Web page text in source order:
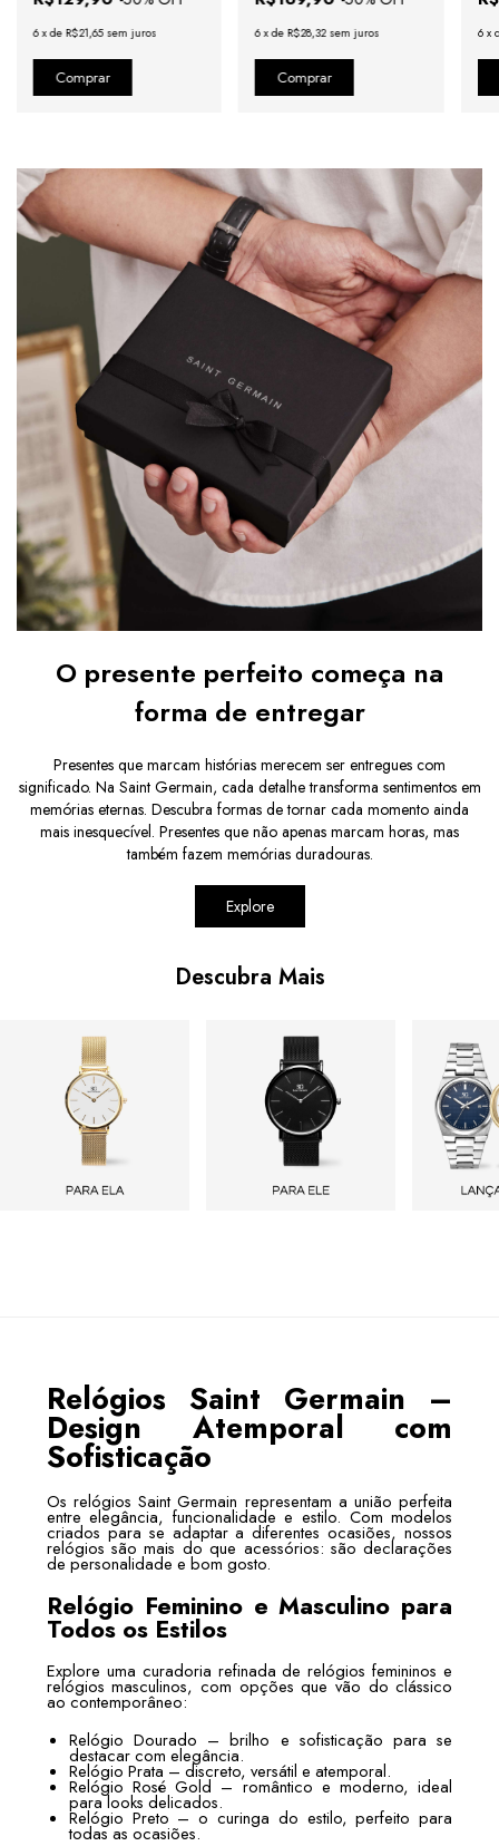
6 xde R$21,65 sem juros 6 xdeR$28,32 sem juros 6 x
O presente perfeito começa na
forma de entregar
Presentes que marcam histórias merecem ser entregues com
significado. Na Saint Germain, cada detalhe transforma sentimentos em
memórias eternas. Descubra formas de tornar cada momento ainda
mais inesquecível. Presentes que não apenas marcam horas, mas
também fazem memórias duradouras.
Explore
Descubra Mais
Relógios Saint Germain –
Design Atemporal com
Sofisticação
Os relógios Saint Germain representam a união perfeita
entre elegância, funcionalidade e estilo. Com modelos
criados para se adaptar a diferentes ocasiões, nossos
relógios são mais do que acessórios: são declarações
de personalidade e bom gosto.
Relógio Feminino e Masculino para
Todos os Estilos
Explore uma curadoria refinada de relógios femininos e
relógios masculinos, com opções que vão do clássico
ao contemporâneo:
Relógio Dourado – brilho e sofisticação para se
destacar com elegância.
Relógio Prata – discreto, versátil e atemporal.
Relógio Rosé Gold – romântico e moderno, ideal
para looks delicados.
Relógio Preto – o curinga do estilo, perfeito para
todas as ocasiões.